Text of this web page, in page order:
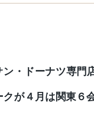
・ドーナツ専門
が４月は関東６